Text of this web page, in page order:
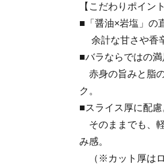
【こだわりポイント
■「醤油×岩塩」の
余計な甘さや香
■バラならではの満
赤身の旨みと脂
ク。
■スライス厚に配慮
そのままでも、
み感。
（※カット厚はロ